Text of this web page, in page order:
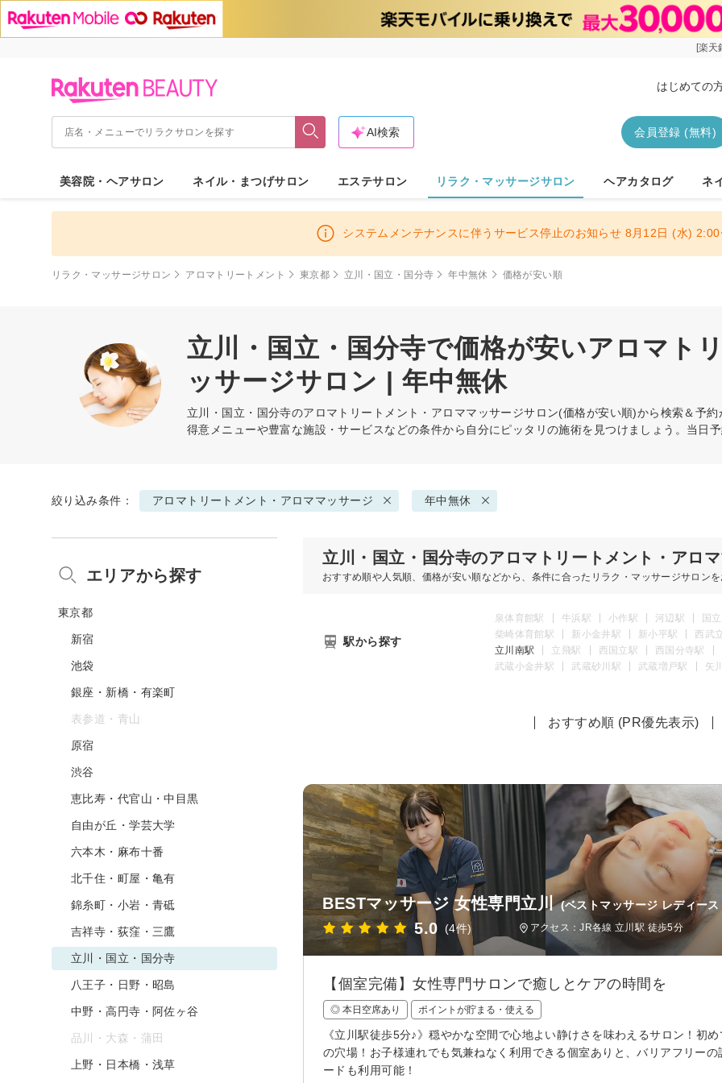
[楽天
はじめての
会員登録 (無料)
AI検索
美容院・ヘアサロン ネイル・まつげサロン エステサロン リラク・マッサージサロン ヘアカタログ ネ
システムメンテナンスに伴うサービス停止のお知らせ 8月12日 (水)
リラク・マッサージサロン アロマトリートメント 東京都 立川・国立・国分寺 年中無休 価格が安い順
立川・国立・国分寺で価格が安いアロマト
ッサージサロン | 年中無休
立川・国立・国分寺のアロマトリートメント・アロママッサージサロン(価格が安い順)から検索＆予
得意メニューや豊富な施設・サービスなどの条件から自分にピッタリの施術を見つけましょう。当日
絞り込み条件： アロマトリートメント・アロママッサージ 年中無休
立川・国立・国分寺のアロマトリートメント・アロ
おすすめ順や人気順、価格が安い順などから、条件に合ったリラク・マッサージサロン
駅から探す
泉体育館駅 牛浜駅 小作駅 河辺駅
国
柴崎体育館駅
新小金井駅 新小平駅
西武
立川南駅
立飛駅 西国立駅 西国分寺駅
武蔵小金井駅
武蔵砂川駅 武蔵増戸駅 矢
おすすめ順 (PR優先表示)
BESTマッサージ 女性専門立川 (ベストマッサージ レディー
5.0 (4件) アクセス：JR各線 立川駅 徒歩5分
【個室完備】女性専門サロンで癒しとケアの時間を
◎ 本日空席あり ポイントが貯まる・使える
《立川駅徒歩5分♪》穏やかな空間で心地よい静けさを味わえるサロン！初
の穴場！お子様連れでも気兼ねなく利用できる個室ありと、バリアフリー
ードも利用可能！
エリアから探す
東京都
新宿
池袋
銀座・新橋・有楽町
表参道・青山
原宿
渋谷
恵比寿・代官山・中目黒
自由が丘・学芸大学
六本木・麻布十番
北千住・町屋・亀有
錦糸町・小岩・青砥
吉祥寺・荻窪・三鷹
立川・国立・国分寺
八王子・日野・昭島
中野・高円寺・阿佐ヶ谷
品川・大森・蒲田
上野・日本橋・浅草